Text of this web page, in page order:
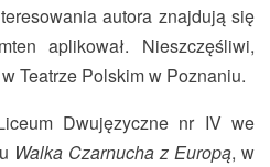
autora znajdują się
aplikował. Nieszczęśliwi,
Teatrze Polskim w Poznaniu.
Dwujęzyczne nr IV we
Walka Czarnucha z Europą, w